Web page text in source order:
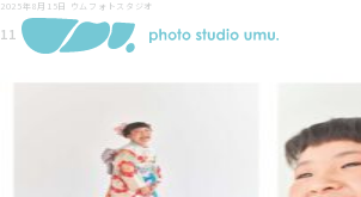
2025年8月15日 ウムフォトスタジオ
11